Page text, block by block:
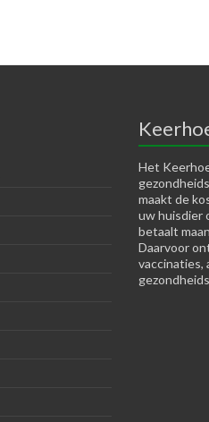
Het
maakt de
uw huisdier
betaalt
Daarvoor
vaccinaties,